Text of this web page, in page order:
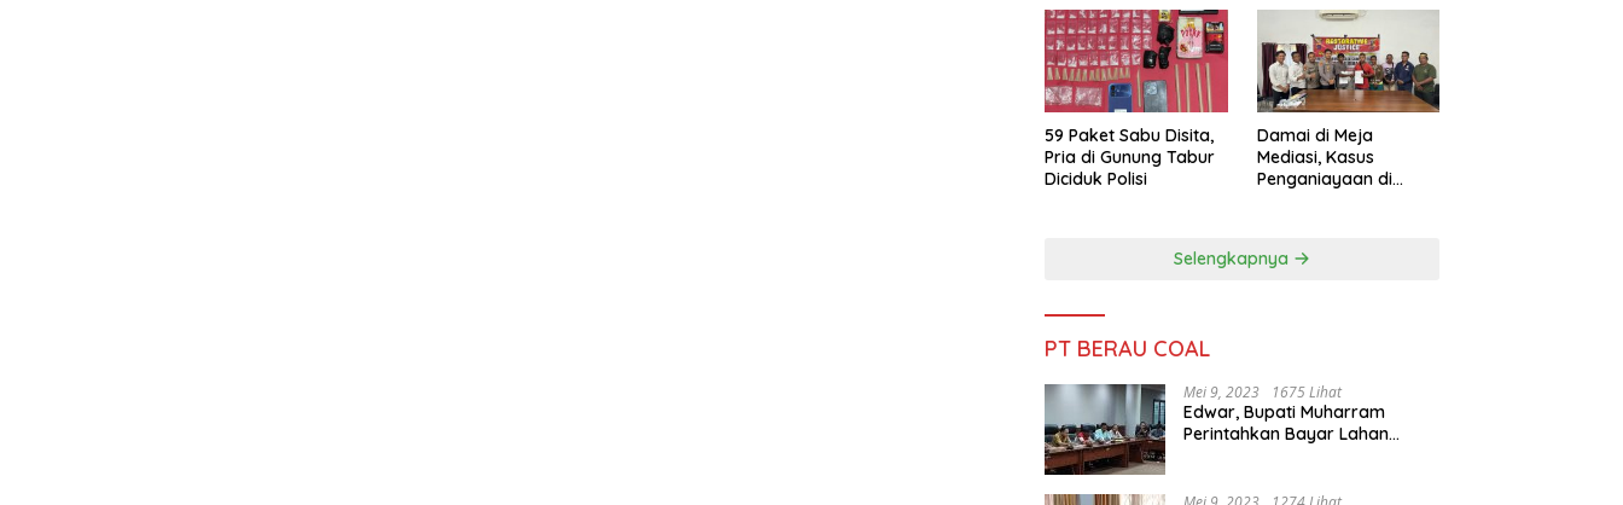
Didorong Tuntas
Lewat Mediasi
59 Paket Sabu Disita,
Pria di Gunung Tabur
Diciduk Polisi
Damai di Meja
Mediasi, Kasus
Penganiayaan di
Selengkapnya
PT BERAU COAL
Mei 9, 2023 1675 Lihat
Edwar, Bupati Muharram
Perintahkan Bayar Lahan